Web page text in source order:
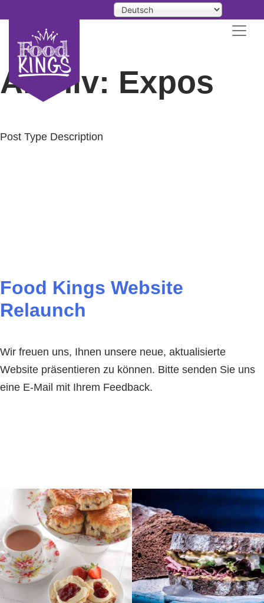
Archiv: Expos
Post Type Description
Food Kings Website
Relaunch
Wir freuen uns, Ihnen unsere neue, aktualisierte
Website präsentieren zu können. Bitte senden Sie uns
eine E-Mail mit Ihrem Feedback.